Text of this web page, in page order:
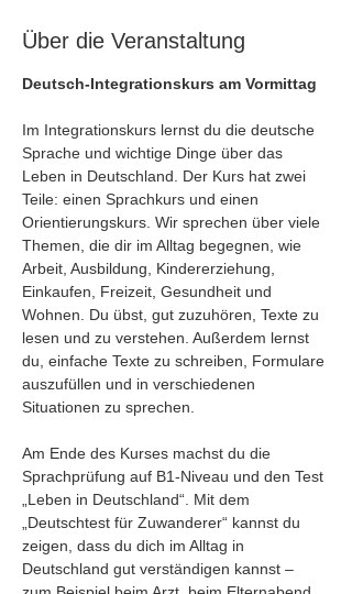
Über die Veranstaltung
Deutsch-Integrationskurs am Vormittag
Im Integrationskurs lernst du die deutsche
Sprache und wichtige Dinge über das
Leben in Deutschland. Der Kurs hat zwei
Teile: einen Sprachkurs und einen
Orientierungskurs. Wir sprechen über viele
Themen, die dir im Alltag begegnen, wie
Arbeit, Ausbildung, Kindererziehung,
Einkaufen, Freizeit, Gesundheit und
Wohnen. Du übst, gut zuzuhören, Texte zu
lesen und zu verstehen. Außerdem lernst
du, einfache Texte zu schreiben, Formulare
auszufüllen und in verschiedenen
Situationen zu sprechen.
Am Ende des Kurses machst du die
Sprachprüfung auf B1-Niveau und den Test
„Leben in Deutschland“. Mit dem
„Deutschtest für Zuwanderer“ kannst du
zeigen, dass du dich im Alltag in
Deutschland gut verständigen kannst –